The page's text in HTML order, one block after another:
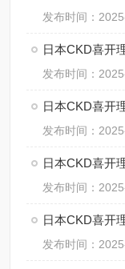
发布时间：
日本CKD喜开
发布时间：
日本CKD喜开
发布时间：
日本CKD喜开
发布时间：
日本CKD喜开
发布时间：